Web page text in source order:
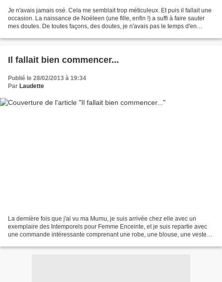
Je n'avais jamais osé. Cela me semblait trop méticuleux. Et puis il fallait une
occasion. La naissance de Noéleen (une fille, enfin !) a suffi à faire sauter
mes doutes. De toutes façons, des doutes, je n'avais pas le temps d'en
Il fallait bien commencer...
Publié le 28/02/2013 à 19:34
Par Laudette
La dernière fois que j'ai vu ma Mumu, je suis arrivée chez elle avec un
exemplaire des Intemporels pour Femme Enceinte, et je suis repartie avec
une commande intéressante comprenant une robe, une blouse, une veste